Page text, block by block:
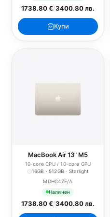
1738.80 €/3400.80 лв.
Купи
MacBook Air 13" M5
10-core CPU / 10-core GPU
16GB · 512GB · Starlight
MDHC4ZE/A
Наличен
1738.80 €/3400.80 лв.